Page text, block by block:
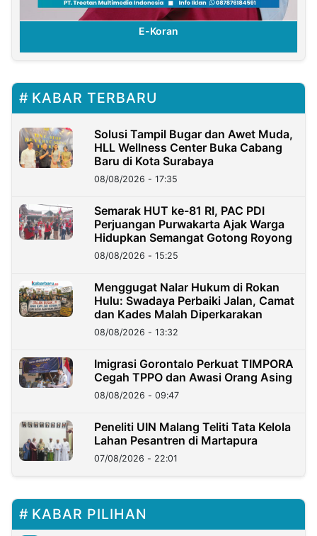
E-Koran
KABAR TERBARU
Solusi Tampil Bugar dan Awet Muda,
HLL Wellness Center Buka Cabang
Baru di Kota Surabaya
08/08/2026 - 17:35
Semarak HUT ke-81 RI, PAC PDI
Perjuangan Purwakarta Ajak Warga
Hidupkan Semangat Gotong Royong
08/08/2026 - 15:25
Menggugat Nalar Hukum di Rokan
Hulu: Swadaya Perbaiki Jalan, Camat
dan Kades Malah Diperkarakan
08/08/2026 - 13:32
Imigrasi Gorontalo Perkuat TIMPORA
Cegah TPPO dan Awasi Orang Asing
08/08/2026 - 09:47
Peneliti UIN Malang Teliti Tata Kelola
Lahan Pesantren di Martapura
07/08/2026 - 22:01
KABAR PILIHAN